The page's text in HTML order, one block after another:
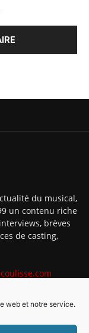
web et notre service.
du musical,
un contenu riche
brèves
de casting,